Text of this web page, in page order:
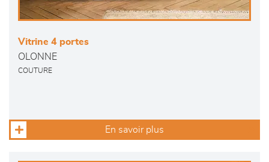
Vitrine 4 portes
OLONNE
COUTURE
En savoir plus